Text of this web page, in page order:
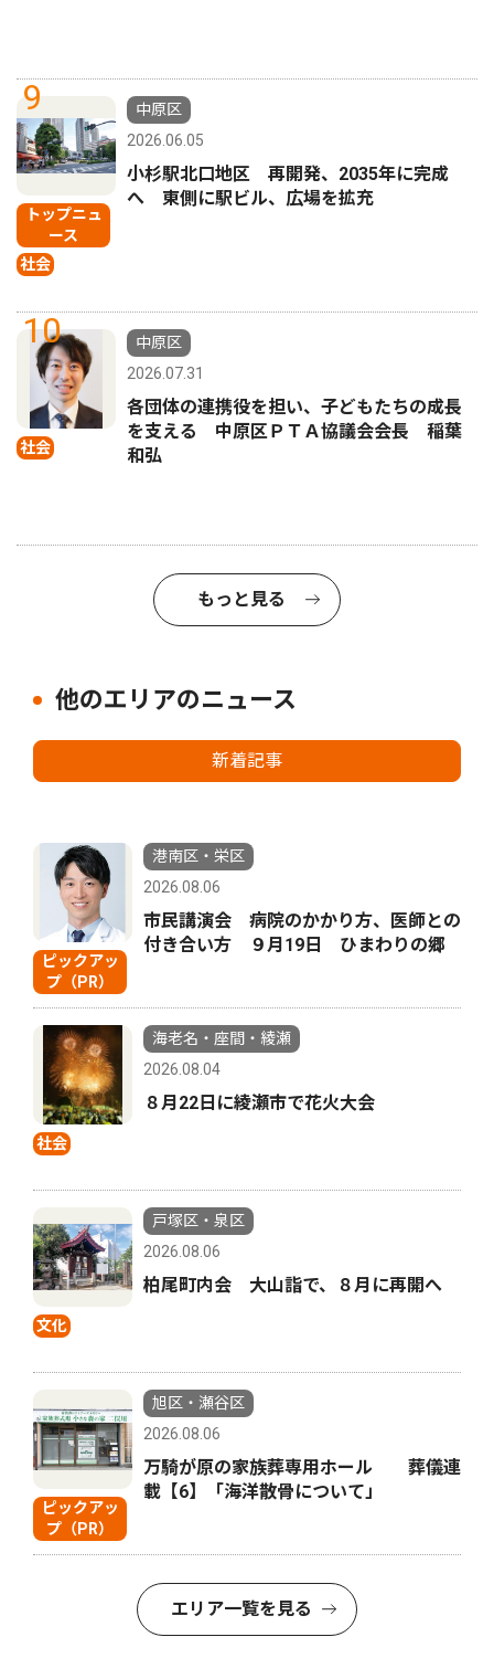
9
トップニュ
ース
社会
中原区
2026.06.05
小杉駅北口地区 再開発、2035年に完成
へ 東側に駅ビル、広場を拡充
10
社会
中原区
2026.07.31
各団体の連携役を担い、子どもたちの成長
を支える 中原区ＰＴＡ協議会会長 稲葉
和弘
もっと見る
他のエリアのニュース
新着記事
ピックアッ
プ（PR）
港南区・栄区
2026.08.06
市民講演会 病院のかかり方、医師との
付き合い方 ９月19日 ひまわりの郷
社会
海老名・座間・綾瀬
2026.08.04
８月22日に綾瀬市で花火大会
文化
戸塚区・泉区
2026.08.06
柏尾町内会 大山詣で、８月に再開へ
ピックアッ
プ（PR）
旭区・瀬谷区
2026.08.06
万騎が原の家族葬専用ホール 葬儀連
載【6】「海洋散骨について」
エリア一覧を見る